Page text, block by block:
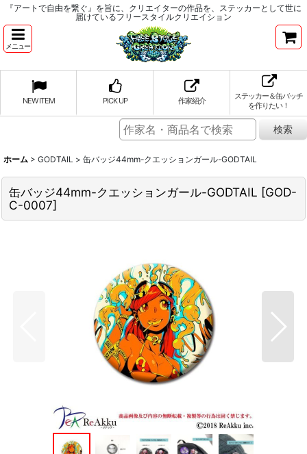
『アートで自由を繋ぐ』を旨に、クリエイターの作品を、ステッカーとして世に
届けているフリースタイルクリエイション
メニュー
NEW ITEM PICK UP 作家紹介
ステッカー＆缶バッチ
を作りたい！
ホーム > GODTAIL > 缶バッジ44mm-クエッションガール-GODTAIL
缶バッジ44mm-クエッションガール-GODTAIL [GOD-
C-0007]